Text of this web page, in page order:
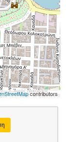
contributors